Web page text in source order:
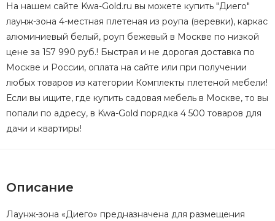
На нашем сайте Kwa-Gold.ru вы можете купить "Диего"
лаунж-зона 4-местная плетеная из роупа (веревки), каркас
алюминиевый белый, роуп бежевый в Москве по низкой
цене за 157 990 руб.! Быстрая и не дорогая доставка по
Москве и России, оплата на сайте или при получении
любых товаров из категории Комплекты плетеной мебели!
Если вы ищите, где купить садовая мебель в Москве, то вы
попали по адресу, в Kwa-Gold порядка 4 500 товаров для
дачи и квартиры!
Описание
Лаунж-зона «Диего» предназначена для размещения